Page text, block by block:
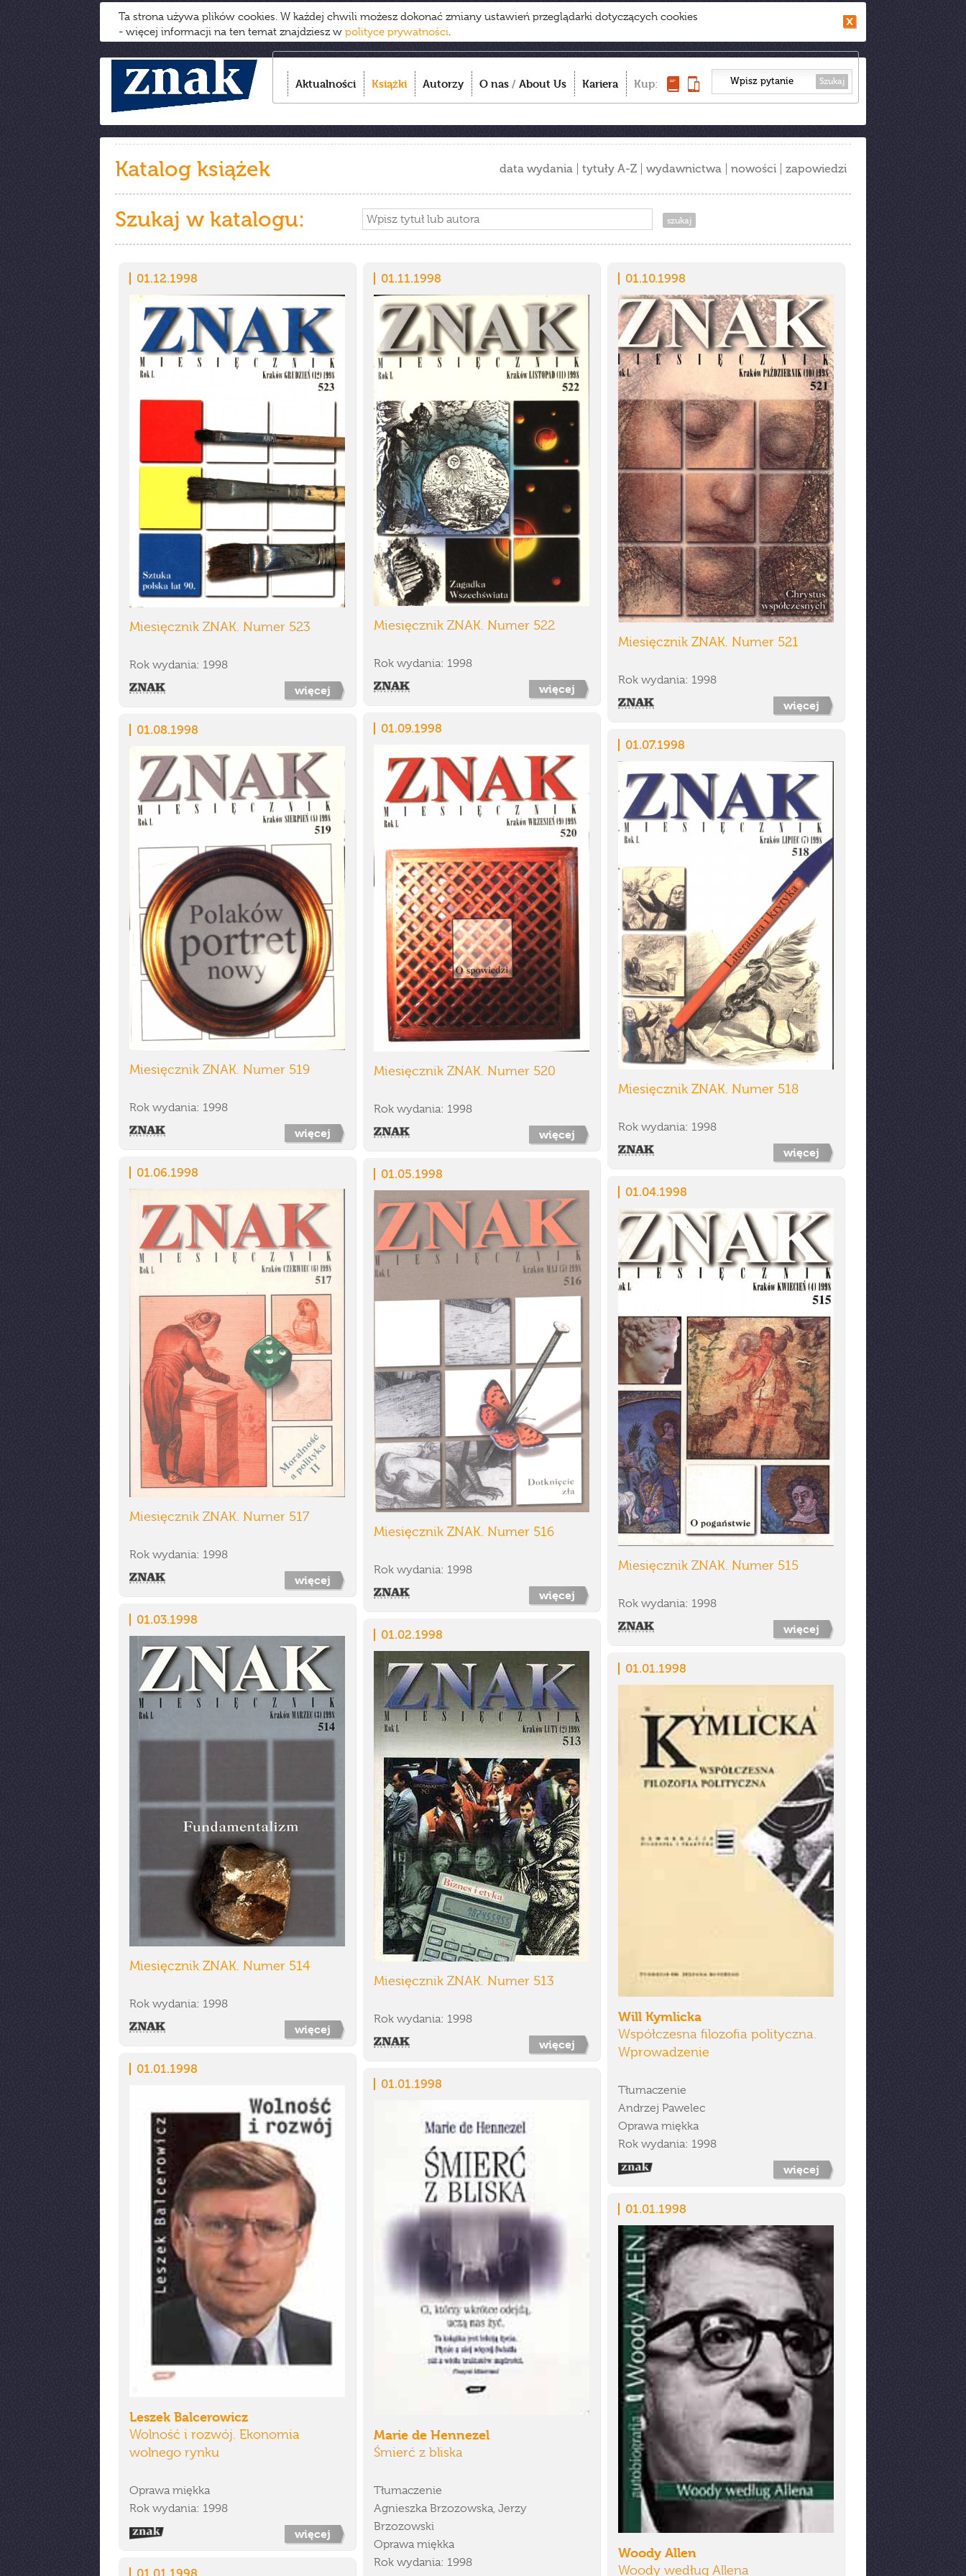
Ta strona używa plików cookies. W każdej chwili możesz dokonać zmiany ustawień przeglądarki dotyczących cookies
- więcej informacji na ten temat znajdziesz w polityce prywatności.
Aktualności Książki Autorzy O nas / About Us Kariera Kup: Szukaj
Katalog książek data wydania tytuły A-Z wydawnictwa nowości zapowiedzi
Szukaj w katalogu:
01.12.1998
Miesięcznik ZNAK. Numer 523
Rok wydania: 1998
więcej
01.11.1998
Miesięcznik ZNAK. Numer 522
Rok wydania: 1998
więcej
01.10.1998
Miesięcznik ZNAK. Numer 521
Rok wydania: 1998
więcej
01.09.1998
Miesięcznik ZNAK. Numer 520
Rok wydania: 1998
więcej
01.08.1998
Miesięcznik ZNAK. Numer 519
Rok wydania: 1998
więcej
01.07.1998
Miesięcznik ZNAK. Numer 518
Rok wydania: 1998
więcej
01.06.1998
Miesięcznik ZNAK. Numer 517
Rok wydania: 1998
więcej
01.05.1998
Miesięcznik ZNAK. Numer 516
Rok wydania: 1998
więcej
01.04.1998
Miesięcznik ZNAK. Numer 515
Rok wydania: 1998
więcej
01.03.1998
Miesięcznik ZNAK. Numer 514
Rok wydania: 1998
więcej
01.02.1998
Miesięcznik ZNAK. Numer 513
Rok wydania: 1998
więcej
01.01.1998
Will Kymlicka
Współczesna filozofia polityczna.
Wprowadzenie
Tłumaczenie
Andrzej Pawelec
Oprawa miękka
Rok wydania: 1998
więcej
01.01.1998
Leszek Balcerowicz
Wolność i rozwój. Ekonomia
wolnego rynku
Oprawa miękka
Rok wydania: 1998
więcej
01.01.1998
Marie de Hennezel
Śmierć z bliska
Tłumaczenie
Agnieszka Brzozowska, Jerzy
Brzozowski
Oprawa miękka
Rok wydania: 1998
01.01.1998
Woody Allen
Woody według Allena
01.01.1998